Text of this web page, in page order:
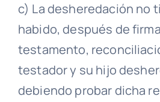
c) La desheredación no
habido, después de
testamento,
testador y su hijo
debiendo probar dicha